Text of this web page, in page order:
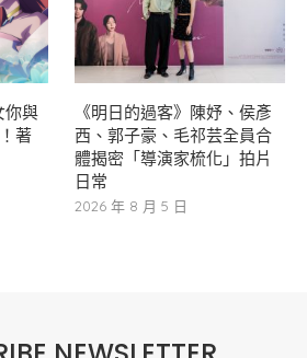
你與
著
《明日的過客》陳妤、侯彥
西、郭子豪、毛祁芸全員合
體揭密「導演家梳化」拍片
日常
2026 年 8 月 5 日